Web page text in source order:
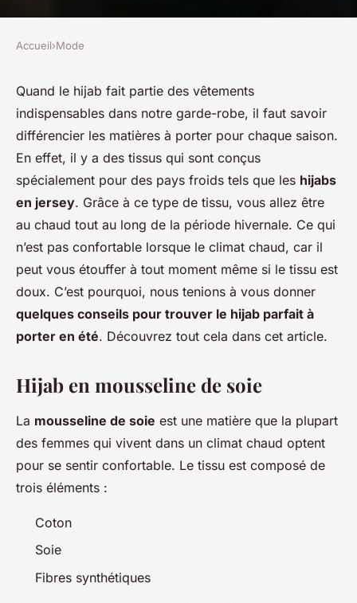
Quel hijab porter en été ?
josèphe 29 novembre 2022 2 min de lecture
Accueil›Mode
Quand le hijab fait partie des vêtements
indispensables dans notre garde-robe, il faut savoir
différencier les matières à porter pour chaque saison.
En effet, il y a des tissus qui sont conçus
spécialement pour des pays froids tels que les hijabs
en jersey. Grâce à ce type de tissu, vous allez être
au chaud tout au long de la période hivernale. Ce qui
n’est pas confortable lorsque le climat chaud, car il
peut vous étouffer à tout moment même si le tissu est
doux. C’est pourquoi, nous tenions à vous donner
quelques conseils pour trouver le hijab parfait à
porter en été. Découvrez tout cela dans cet article.
Hijab en mousseline de soie
La mousseline de soie est une matière que la plupart
des femmes qui vivent dans un climat chaud optent
pour se sentir confortable. Le tissu est composé de
trois éléments :
Coton
Soie
Fibres synthétiques